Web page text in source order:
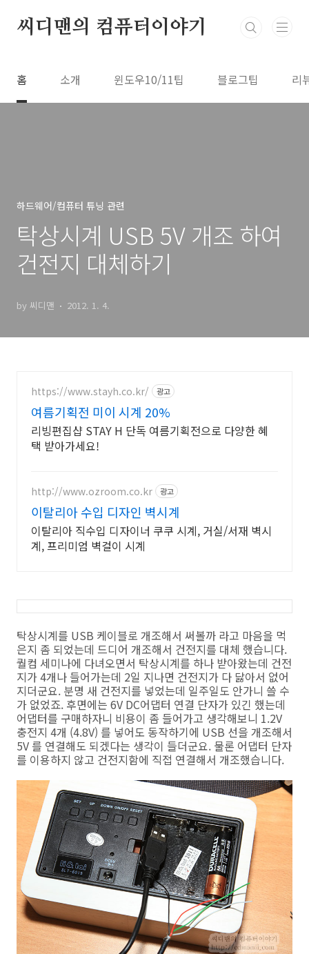
씨디맨의 컴퓨터이야기
홈 소개 윈도우10/11팁 블로그팁 리
하드웨어/컴퓨터 튜닝 관련
탁상시계 USB 5V 개조 하여
건전지 대체하기
by 씨디맨 2012. 1. 4.
https://www.stayh.co.kr/ 광고
여름기획전 미이 시계 20%
리빙편집샵 STAY H 단독 여름기획전으로 다양한 혜
택 받아가세요!
http://www.ozroom.co.kr 광고
이탈리아 수입 디자인 벽시계
이탈리아 직수입 디자이너 쿠쿠 시계, 거실/서재 벽시
계, 프리미엄 벽걸이 시계
탁상시계를 USB 케이블로 개조해서 써볼까 라고 마음을 먹
은지 좀 되었는데 드디어 개조해서 건전지를 대체 했습니다.
퀄컴 세미나에 다녀오면서 탁상시계를 하나 받아왔는데 건전
지가 4개나 들어가는데 2일 지나면 건전지가 다 닳아서 없어
지더군요. 분명 새 건전지를 넣었는데 일주일도 안가니 쓸 수
가 없었죠. 후면에는 6V DC어댑터 연결 단자가 있긴 했는데
어댑터를 구매하자니 비용이 좀 들어가고 생각해보니 1.2V
충전지 4개 (4.8V) 를 넣어도 동작하기에 USB 선을 개조해서
5V 를 연결해도 되겠다는 생각이 들더군요. 물론 어댑터 단자
를 이용하지 않고 건전지함에 직접 연결해서 개조했습니다.